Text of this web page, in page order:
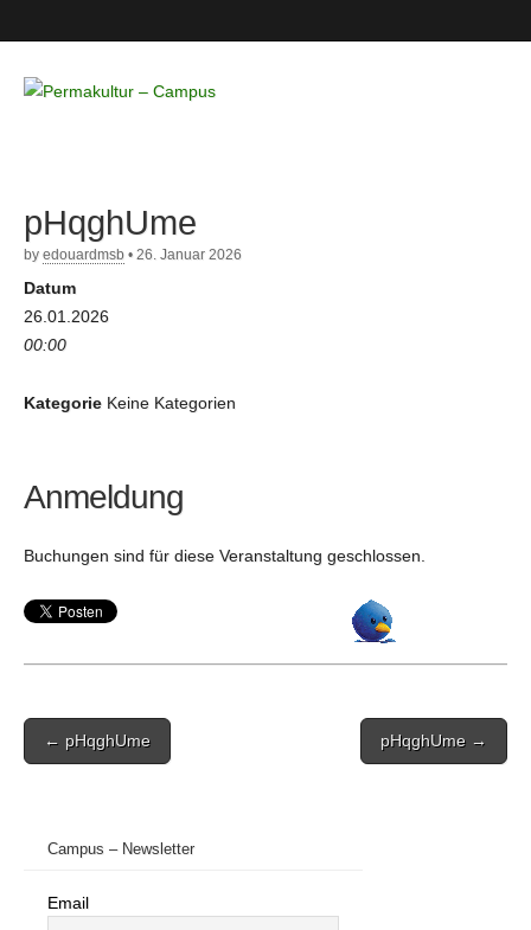
– Campus
pHqghUme
by edouardmsb • 26. Januar 2026
Datum
26.01.2026
00:00
Kategorie Keine Kategorien
Anmeldung
Buchungen sind für diese Veranstaltung geschlossen.
Post
navigation
← pHqghUme pHqghUme →
Campus – Newsletter
Email